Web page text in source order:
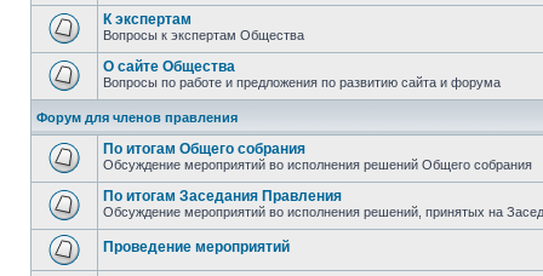
К экспертам
Вопросы к экспертам Общества
О сайте Общества
Вопросы по работе и предложения по развитию сайта и форума
Форум для членов правления
По итогам Общего собрания
Обсуждение мероприятий во исполнения решений Общего собрания
По итогам Заседания Правления
Обсуждение мероприятий во исполнения решений, принятых на
Проведение мероприятий